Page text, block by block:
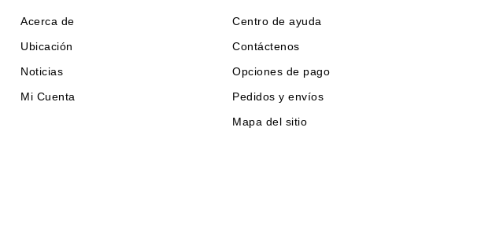
Acerca de
Ubicación
Noticias
Mi Cuenta
Centro de ayuda
Contáctenos
Opciones de pago
Pedidos y envíos
Mapa del sitio